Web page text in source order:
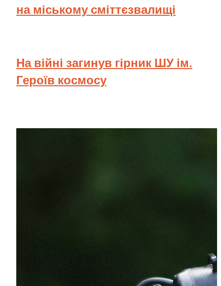
на міському сміттєзвалищі
На війні загинув гірник ШУ ім.
Героїв космосу